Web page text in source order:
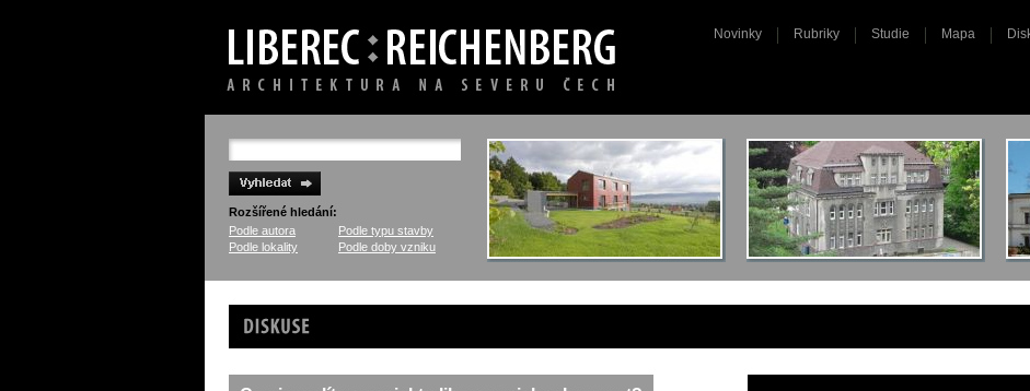
Novinky Rubriky Studie Mapa
Rozšířené hledání:
Podle autora
Podle typu stavby
Podle lokality
Podle doby vzniku
Diskuse